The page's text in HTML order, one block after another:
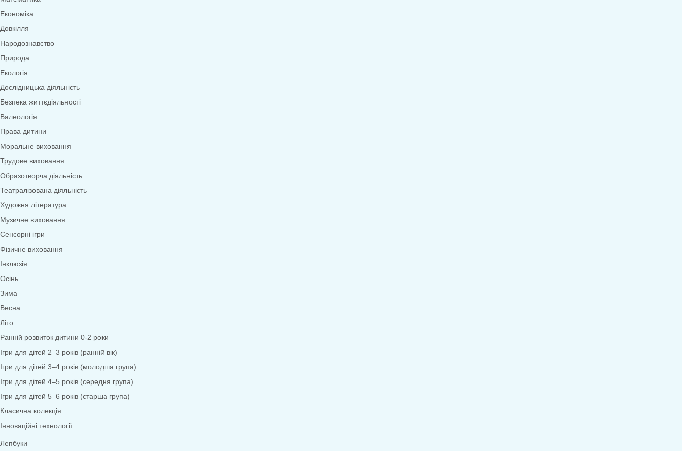
Меню
Переглянути категорії
Дидактичні ігри
Дидактичні ігри безкоштовно (*1грн)
Англійська мова
Грамота
Розвиток мовлення
Математика
Довкілля
Народознавство
Природа
Екологія
Дослідницька діяльність
Валеологія
Права дитини
Моральне виховання
Трудове виховання
Образотворча діяльність